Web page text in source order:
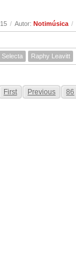
/ Autor: Notimúsica /
Selecta Raphy Leavitt
First Previous 86